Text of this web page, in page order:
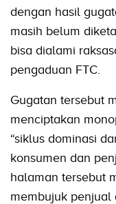
dengan hasil
masih belum
bisa dialami
pengaduan FTC.
Gugatan tersebut
menciptakan
“siklus dominasi
konsumen dan
halaman tersebut
membujuk penjual